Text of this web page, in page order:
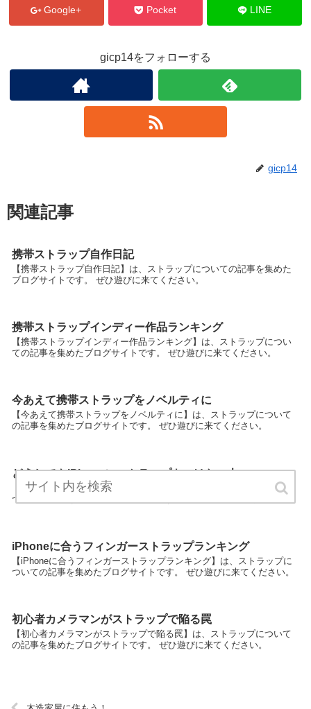
Google+ Pocket LINE
gicp14をフォローする
gicp14
関連記事
携帯ストラップ自作日記
【携帯ストラップ自作日記】は、ストラップについての記事を集めた
ブログサイトです。 ぜひ遊びに来てください。
携帯ストラップインディー作品ランキング
【携帯ストラップインディー作品ランキング】は、ストラップについ
ての記事を集めたブログサイトです。 ぜひ遊びに来てください。
今あえて携帯ストラップをノベルティに
【今あえて携帯ストラップをノベルティに】は、ストラップについて
の記事を集めたブログサイトです。 ぜひ遊びに来てください。
どうしてもiPhoneにストラップをつけたい人へ
【どうしてもiPhoneにストラップをつけたい人へ】は、ストラップに
ついての記事を集めたブログサイトです。 ぜひ遊びに来てください。
iPhoneに合うフィンガーストラップランキング
【iPhoneに合うフィンガーストラップランキング】は、ストラップに
ついての記事を集めたブログサイトです。 ぜひ遊びに来てください。
初心者カメラマンがストラップで陥る罠
【初心者カメラマンがストラップで陥る罠】は、ストラップについて
の記事を集めたブログサイトです。 ぜひ遊びに来てください。